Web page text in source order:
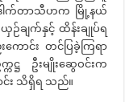
ဒေါက်တာသီဟက မြို့နယ်
ယှဉ်ချက်နှင့် ထိန်းချုပ်ရ
ကောင်း တင်ပြခဲ့ကြရာ
ဋ္ဌ ဦးမျိုးဆွေဝင်းက
င်း သိရှိရ သည်။